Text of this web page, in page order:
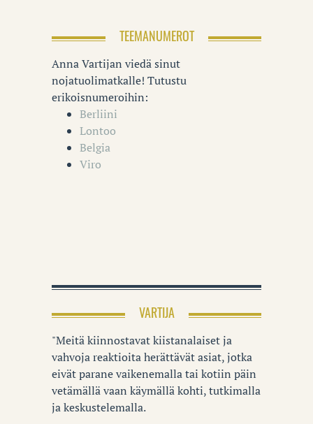
TEEMANUMEROT
Anna Vartijan viedä sinut
nojatuolimatkalle! Tutustu
erikoisnumeroihin:
Berliini
Lontoo
Belgia
Viro
VARTIJA
"Meitä kiinnostavat kiistanalaiset ja
vahvoja reaktioita herättävät asiat, jotka
eivät parane vaikenemalla tai kotiin päin
vetämällä vaan käymällä kohti, tutkimalla
ja keskustelemalla.